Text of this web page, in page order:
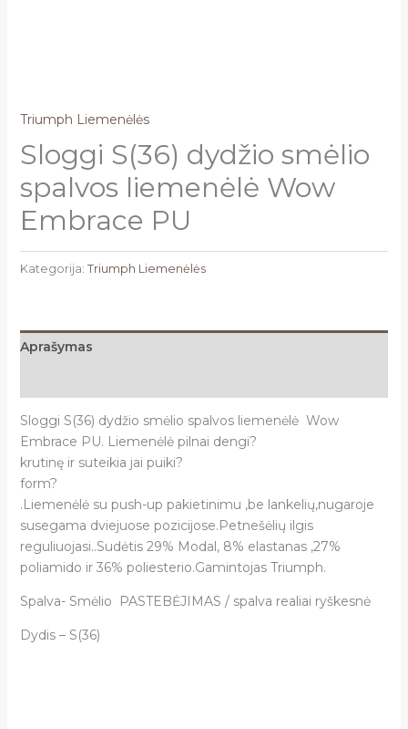
Triumph Liemenėlės
Sloggi S(36) dydžio smėlio
spalvos liemenėlė Wow
Embrace PU
Kategorija: Triumph Liemenėlės
Aprašymas
Sloggi S(36) dydžio smėlio spalvos liemenėlė Wow
Embrace PU. Liemenėlė pilnai dengi?
krutinę ir suteikia jai puiki?
form?
.Liemenėlė su push-up pakietinimu ,be lankelių,nugaroje
susegama dviejuose pozicijose.Petnešėlių ilgis
reguliuojasi..Sudėtis 29% Modal, 8% elastanas ,27%
poliamido ir 36% poliesterio.Gamintojas Triumph.
Spalva- Smėlio PASTEBĖJIMAS / spalva realiai ryškesnė
Dydis – S(36)